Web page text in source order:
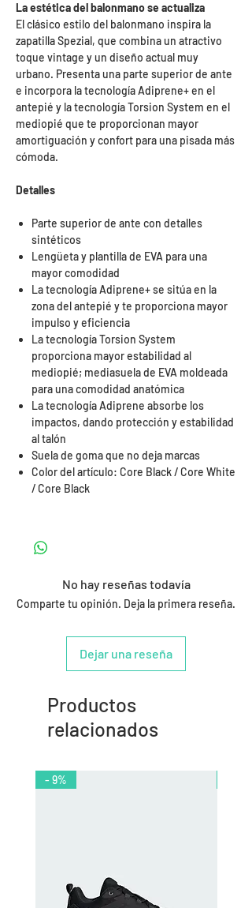
La estética del balonmano se actualiza
El clásico estilo del balonmano inspira la
zapatilla Spezial, que combina un atractivo
toque vintage y un diseño actual muy
urbano. Presenta una parte superior de ante
e incorpora la tecnología Adiprene+ en el
antepié y la tecnología Torsion System en el
mediopié que te proporcionan mayor
amortiguación y confort para una pisada más
cómoda.
Detalles
Parte superior de ante con detalles
sintéticos
Lengüeta y plantilla de EVA para una
mayor comodidad
La tecnología Adiprene+ se sitúa en la
zona del antepié y te proporciona mayor
impulso y eficiencia
La tecnología Torsion System
proporciona mayor estabilidad al
mediopié; mediasuela de EVA moldeada
para una comodidad anatómica
La tecnología Adiprene absorbe los
impactos, dando protección y estabilidad
al talón
Suela de goma que no deja marcas
Color del artículo: Core Black / Core White
/ Core Black
No hay reseñas todavía
Comparte tu opinión. Deja la primera reseña.
Dejar una reseña
Productos
relacionados
- 9%